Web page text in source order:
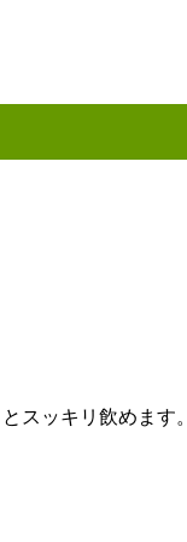
スッキリ飲めます。